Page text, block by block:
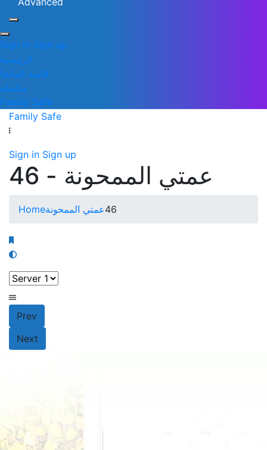
Sign in Sign up
الرئيسية
قائمة المانجا
مكتملة
Family Safe
Family Safe
Sign in Sign up
عمتي الممحونة - 46
Homeعمتي الممحونة46
Prev
Next